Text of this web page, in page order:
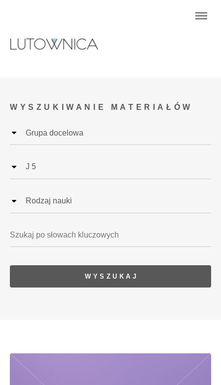
WYSZUKIWANIE MATERIAŁÓW